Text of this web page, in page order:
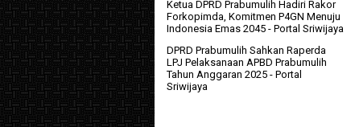
Ketua DPRD Prabumulih Hadiri Rakor
Forkopimda, Komitmen P4GN Menuju
Indonesia Emas 2045 - Portal Sriwijaya
DPRD Prabumulih Sahkan Raperda
LPJ Pelaksanaan APBD Prabumulih
Tahun Anggaran 2025 - Portal
Sriwijaya